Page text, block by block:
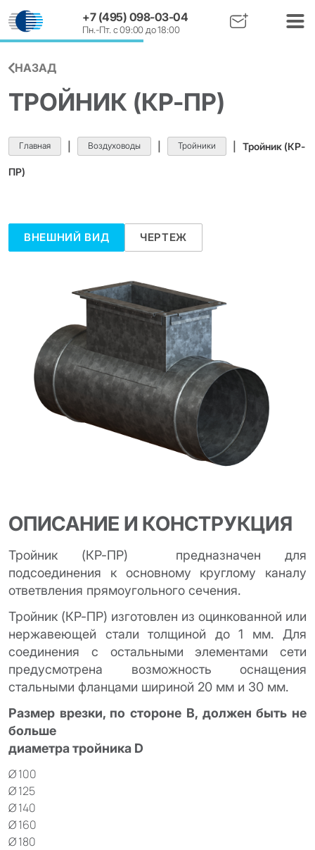
+7 (495) 098-03-04
Пн.-Пт. с 09:00 до 18:00
НАЗАД
ТРОЙНИК (КР-ПР)
Главная Воздуховоды Тройники Тройник (КР-
ПР)
ВНЕШНИЙ ВИД ЧЕРТЕЖ
ОПИСАНИЕ И КОНСТРУКЦИЯ
Тройник (КР-ПР) предназначен для
подсоединения к основному круглому каналу
ответвления прямоугольного сечения.
Тройник (КР-ПР) изготовлен из оцинкованной или
нержавеющей стали толщиной до 1 мм. Для
соединения с остальными элементами сети
предусмотрена возможность оснащения
стальными фланцами шириной 20 мм и 30 мм.
Размер врезки, по стороне В, должен быть не
больше
диаметра тройника D
Ø 100
Ø 125
Ø 140
Ø 160
Ø 180